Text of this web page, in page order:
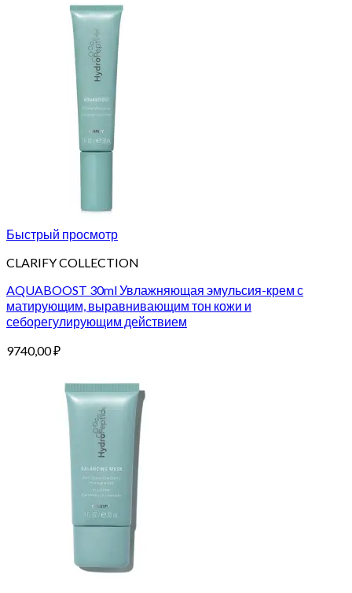
Быстрый просмотр
CLARIFY COLLECTION
AQUABOOST 30ml Увлажняющая эмульсия-крем с
матирующим, выравнивающим тон кожи и
себорегулирующим действием
9740,00₽